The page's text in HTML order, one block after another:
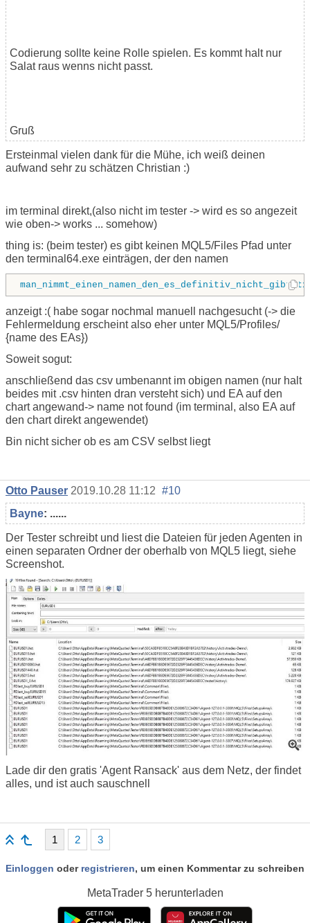
Codierung sollte keine Rolle spielen. Es kommt halt nur
Salat raus wenns nicht passt.
Gruß
Ersteinmal vielen dank für die Mühe, ich weiß deinen
aufwand sehr zu schätzen Christian :)
im terminal direkt,(also nicht im tester -> wird es so angezeit
wie oben-> works ... somehow)
thing is: (beim tester) es gibt keinen MQL5/Files Pfad unter
den terminal64.exe einträgen, der den namen
anzeigt :( habe sogar nochmal manuell nachgesucht (-> die
Fehlermeldung erscheint also eher unter MQL5/Profiles/
{name des EAs})
Soweit sogut:
anschließend das csv umbenannt im obigen namen (nur halt
beides mit .csv hinten dran versteht sich) und EA auf den
chart angewand-> name not found (im terminal, also EA auf
den chart direkt angewendet)
Bin nicht sicher ob es am CSV selbst liegt
Otto Pauser 2019.10.28 11:12 #10
Bayne: ......
Der Tester schreibt und liest die Dateien für jeden Agenten in
einen separaten Ordner der oberhalb von MQL5 liegt, siehe
Screenshot.
Lade dir den gratis 'Agent Ransack' aus dem Netz, der findet
alles, und ist auch sauschnell
1 2 3
Einloggen oder registrieren, um einen Kommentar zu schreiben
MetaTrader 5herunterladen